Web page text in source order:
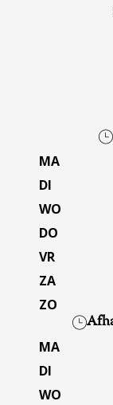
MA
DI
WO
DO
VR
ZA
ZO
MA
DI
WO